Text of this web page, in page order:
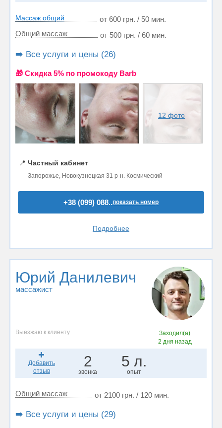
Массаж общий
от 600 грн. / 50 мин.
Общий массаж
от 500 грн. / 60 мин.
➡️ Все услуги и цены (26)
🎁 Cкидка 5% по промокоду Barb
12 фото
📍 Частный кабинет
Запорожье, Новокузнецкая 31 р-н. Космический
+38 (099) 088..показать номер
Подробнее
Юрий Данилевич
массажист
Выезжаю к клиенту
Заходил(а)
2 дня назад
Добавить
отзыв
2
звонка
5 л.
опыт
Общий массаж от 2100 грн. / 120 мин.
➡️ Все услуги и цены (29)